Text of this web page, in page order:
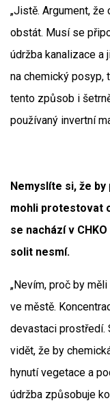
„Jistě. Argument,
obstát. Musí se
údržba kanalizace a
na chemický posyp,
tento způsob i
používaný invertní
Nemyslíte si, že
mohli protestovat
se nachází v
solit nesmí.
„Nevím, proč by
ve městě.
devastaci prostředí.
vidět, že by
hynutí vegetace a
údržba způsobuje